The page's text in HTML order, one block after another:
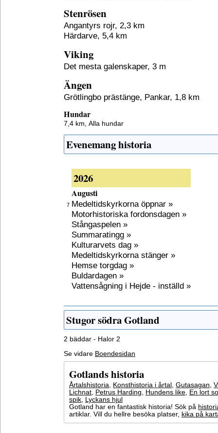
Stenrösen
Angantyrs rojr, 2,3 km
Härdarve, 5,4 km
Viking
Det mesta galenskaper, 3 m
Ängen
Grötlingbo prästänge, Pankar, 1,8 km
Hundar
7,4 km, Alla hundar
Evenemang historia
2026
Augusti
7 Medeltidskyrkorna öppnar »
Motorhistoriska fordonsdagen »
Stångaspelen »
Summaratingg »
Kulturarvets dag »
Medeltidskyrkorna stänger »
Hemse torgdag »
Buldardagen »
Vattensågning i Hejde - inställd »
Stugor södra Gotland
2 bäddar - Halor 2
Se vidare Boendesidan
Gotlands historia
Årtalshistoria, Konsthistoria i årtal , Gutasagan,
Lichnat, Petrus Harding, Hundens like, En lort
spik, Lyckans hjul
Gotland har en fantastisk historia! Sök på
artiklar. Vill du hellre besöka platser, kika på